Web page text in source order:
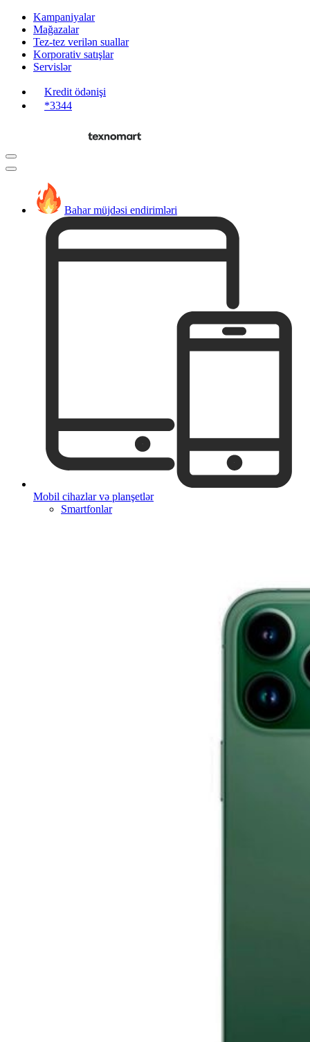
Kampaniyalar
Mağazalar
Tez-tez verilən suallar
Korporativ satışlar
Servislər
Kredit ödənişi
*3344
Bahar müjdəsi endirimləri
Mobil cihazlar və planşetlər
Smartfonlar